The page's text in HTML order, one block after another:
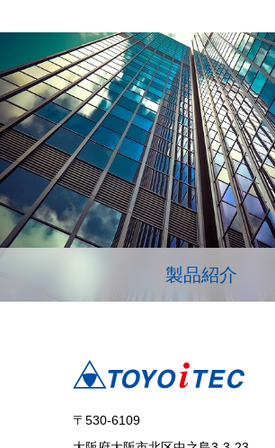
製品紹介
〒530-6109